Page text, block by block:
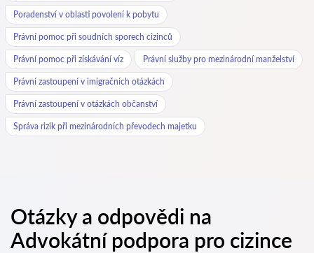
Poradenství v oblasti povolení k pobytu
Právní pomoc při soudních sporech cizinců
Právní pomoc při získávání víz Právní služby pro mezinárodní manželství
Právní zastoupení v imigračních otázkách
Právní zastoupení v otázkách občanství
Správa rizik při mezinárodních převodech majetku
Otázky a odpovědi na
Advokátní podpora pro cizince